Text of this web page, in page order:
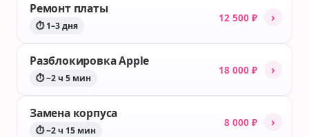
Ремонт платы
⏱ 1–3 дня
12 500 ₽ ›
Разблокировка Apple
⏱ ~2 ч 5 мин
18 000 ₽ ›
Замена корпуса
⏱ ~2 ч 15 мин
8 000 ₽ ›